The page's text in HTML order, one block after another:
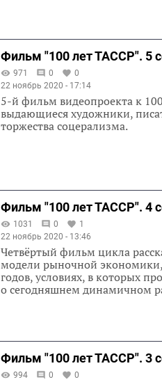
Фильм "100 лет ТАССР". 5
971 0
0
22 ноябрь 2020 - 17:14
5-й фильм видеопроекта к
выдающиеся художники,
торжества соцерализма.
Фильм "100 лет ТАССР". 4
1031 0
1
22 ноябрь 2020 - 13:46
Четвёртый фильм цикла
модели рыночной
годов, условиях, в которых
о сегодняшнем динамичном
Фильм "100 лет ТАССР". 3
994 0
0